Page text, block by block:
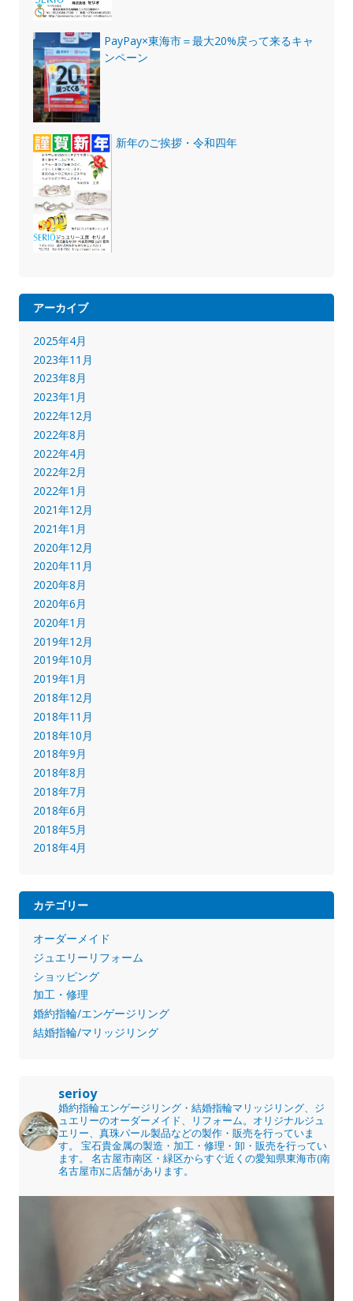
PayPay×東海市＝最大20%戻って来るキャ
ンペーン
新年のご挨拶・令和四年
アーカイブ
2025年4月
2023年11月
2023年8月
2023年1月
2022年12月
2022年8月
2022年4月
2022年2月
2022年1月
2021年12月
2021年1月
2020年12月
2020年11月
2020年8月
2020年6月
2020年1月
2019年12月
2019年10月
2019年1月
2018年12月
2018年11月
2018年10月
2018年9月
2018年8月
2018年7月
2018年6月
2018年5月
2018年4月
カテゴリー
オーダーメイド
ジュエリーリフォーム
ショッピング
加工・修理
婚約指輪/エンゲージリング
結婚指輪/マリッジリング
serioy
婚約指輪エンゲージリング・結婚指輪マリッジリング、ジ
ュエリーのオーダーメイド、リフォーム。オリジナルジュ
エリー、真珠パール製品などの製作・販売を行っていま
す。
宝石貴金属の製造・加工・修理・卸・販売を行ってい
ます。
名古屋市南区・緑区からすぐ近くの愛知県東海市(南
名古屋市)に店舗があります。